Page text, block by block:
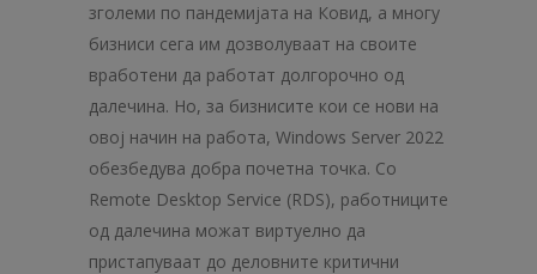
зголеми по пандемијата на Ковид, а многу
бизниси сега им дозволуваат на своите
вработени да работат долгорочно од
далечина. Но, за бизнисите кои се нови на
овој начин на работа, Windows Server 2022
обезбедува добра почетна точка. Со
Remote Desktop Service (RDS), работниците
од далечина можат виртуелно да
пристапуваат до деловните критични